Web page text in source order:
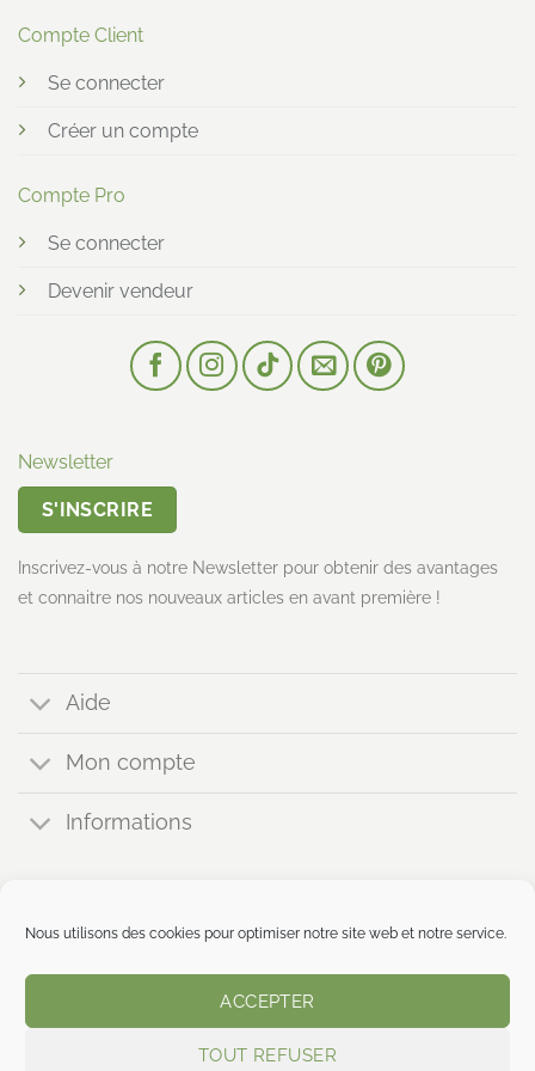
Nous utilisons des cookies pour optimiser notre site web et notre service.
ACCEPTER
TOUT REFUSER
Compte Client
Se connecter
Créer un compte
Compte Pro
Se connecter
Devenir vendeur
Aide
Mon compte
Informations
Newsletter
S'INSCRIRE
Inscrivez-vous à notre Newsletter pour obtenir des avantages
et connaitre nos nouveaux articles en avant première !
mistralvert.com
CONFIDENTIALITÉ